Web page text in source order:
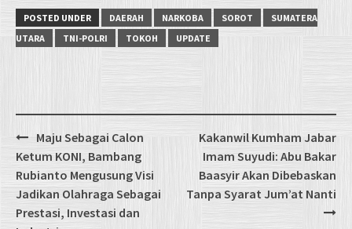
POSTED UNDER DAERAH NARKOBA SOROT
SUMATERA
UTARA
TNI-POLRI TOKOH UPDATE
Post
navigation
Maju Sebagai Calon
Ketum KONI, Bambang
Rubianto Mengusung Visi
Jadikan Olahraga Sebagai
Prestasi, Investasi dan
Kakanwil Kumham Jabar
Imam Suyudi: Abu Bakar
Baasyir Akan Dibebaskan
Tanpa Syarat Jum’at Nanti